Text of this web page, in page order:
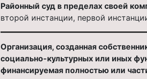
Районный суд в пределах своей
второй инстанции, первой
Организация, созданная
социально-культурных или иных
финансируемая полностью или